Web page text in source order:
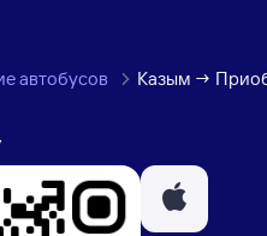
автобусов Казым →